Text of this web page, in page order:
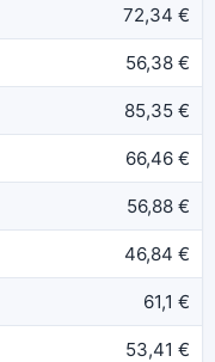
72,34 €
56,38 €
85,35 €
66,46 €
56,88 €
46,84 €
61,1 €
53,41 €